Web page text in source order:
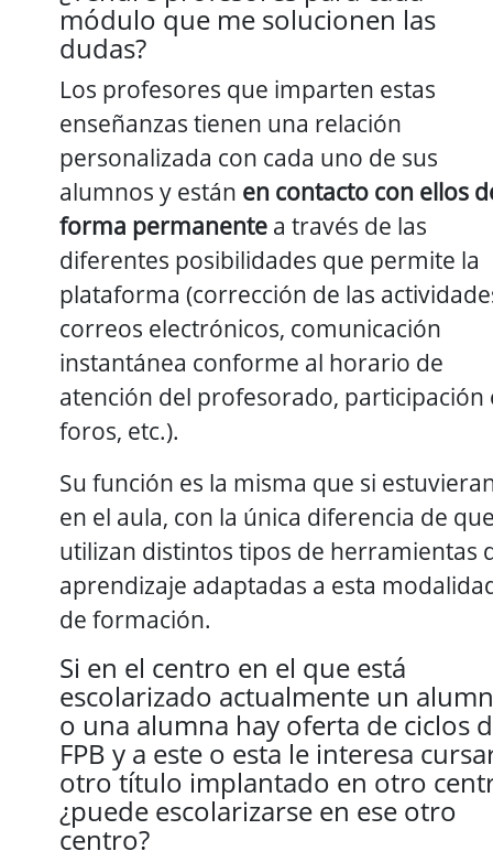
módulo que me solucionen las
dudas?
Los profesores que imparten estas
enseñanzas tienen una relación
personalizada con cada uno de sus
alumnos y están en contacto con ellos
forma permanente a través de las
diferentes posibilidades que permite la
plataforma (corrección de las
correos electrónicos, comunicación
instantánea conforme al horario de
atención del profesorado, participación
foros, etc.).
Su función es la misma que si
en el aula, con la única diferencia de
utilizan distintos tipos de herramientas
aprendizaje adaptadas a esta
de formación.
Si en el centro en el que está
escolarizado actualmente un
o una alumna hay oferta de ciclos
FPB y a este o esta le interesa
otro título implantado en otro
¿puede escolarizarse en ese otro
centro?